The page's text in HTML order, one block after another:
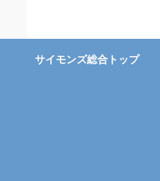
サイモンズ総合トップ